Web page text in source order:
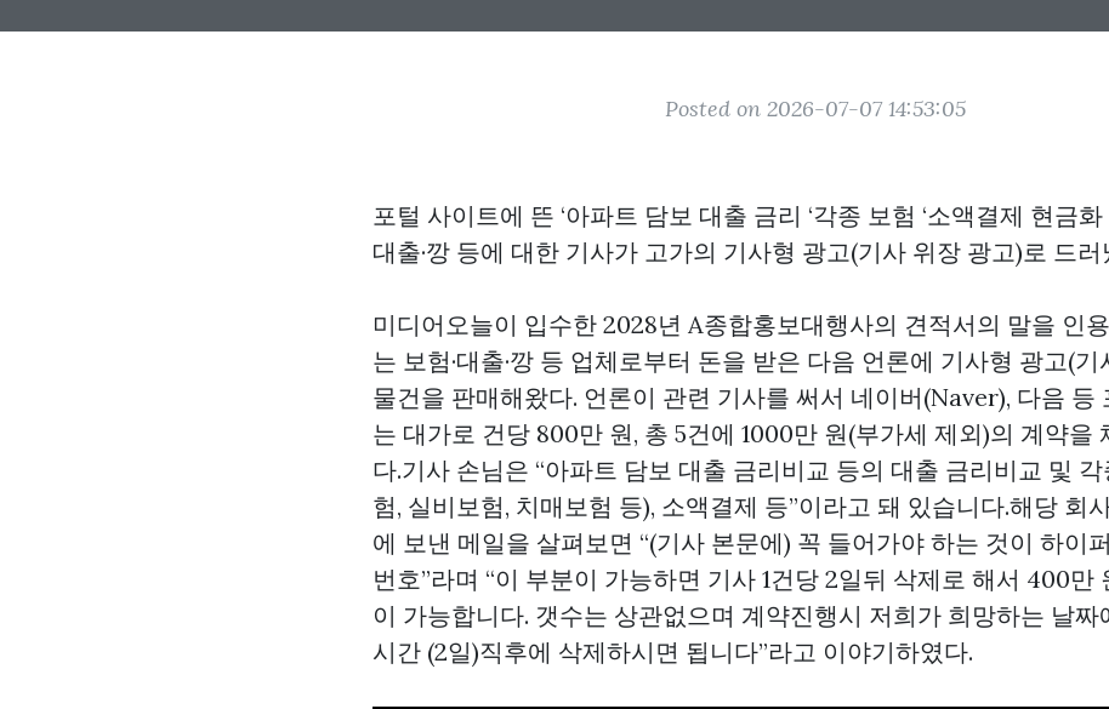
Posted on 2026-07-07 14:53:05
포털 사이트에 뜬 ‘아파트 담보 대출 금리 ‘각종 보험 ‘소액결제 현금화
대출·깡 등에 대한 기사가 고가의 기사형 광고(기사 위장 광고)로 드러
미디어오늘이 입수한 2028년 A종합홍보대행사의 견적서의 말을 인
는 보험·대출·깡 등 업체로부터 돈을 받은 다음 언론에 기사형 광고(기
물건을 판매해왔다. 언론이 관련 기사를 써서 네이버(Naver), 다음 등
는 대가로 건당 800만 원, 총 5건에 1000만 원(부가세 제외)의 계약을
다.기사 손님은 “아파트 담보 대출 금리비교 등의 대출 금리비교 및
험, 실비보험, 치매보험 등), 소액결제 등”이라고 돼 있습니다.해당 회
에 보낸 메일을 살펴보면 “(기사 본문에) 꼭 들어가야 하는 것이 하이
번호”라며 “이 부분이 가능하면 기사 1건당 2일뒤 삭제로 해서 400만
이 가능합니다. 갯수는 상관없으며 계약진행시 저희가 희망하는 날짜
시간 (2일)직후에 삭제하시면 됩니다”라고 이야기하였다.